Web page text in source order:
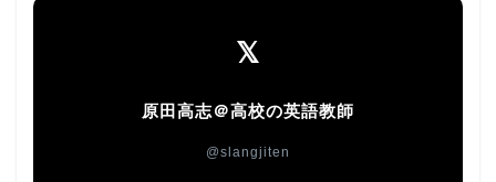
𝕏
原田高志＠高校の英語教師
@slangjiten